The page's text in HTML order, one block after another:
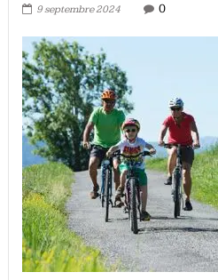
9 septembre 2024 0